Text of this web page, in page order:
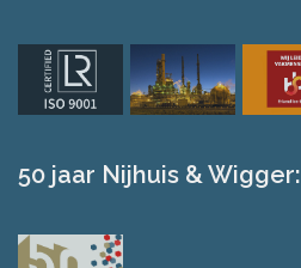
50 jaar Nijhuis & Wigger: